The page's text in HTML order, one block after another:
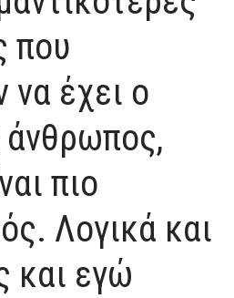
που
να έχει ο
άνθρωπος,
πιο
Λογικά και
και εγώ